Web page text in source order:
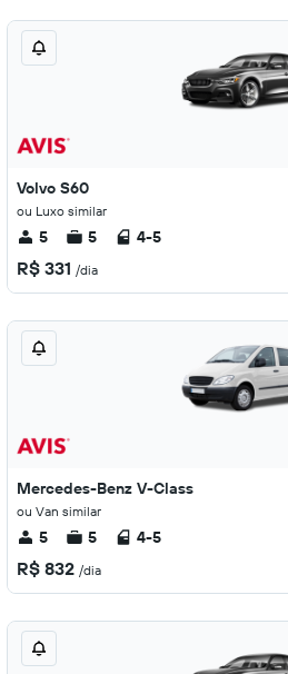
Volvo S60
ou Luxo similar
5 5 4-5
R$ 331 /dia
Mercedes-Benz V-Class
ou Van similar
5 5 4-5
R$ 832 /dia